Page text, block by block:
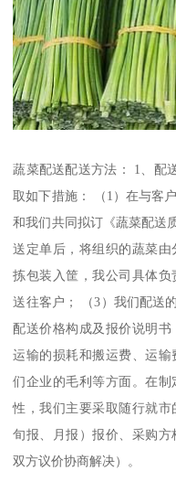
蔬菜配送配送方法： 1、配
取如下措施： （1）在与客
和我们共同拟订《蔬菜配送
送定单后，将组织的蔬菜
拣包装入筐，我公司具体
送往客户； （3）我们配送
配送价格构成及报价说明
运输的损耗和搬运费、运
们企业的毛利等方面。在
性，我们主要采取随行就市
旬报、月报）报价、采购方
双方议价协商解决）。